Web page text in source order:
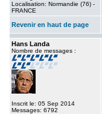
Localisation: Normandie (76) -
FRANCE
Revenir en haut de page
Hans Landa
Nombre de messages :
Inscrit le: 05 Sep 2014
Messages: 6792